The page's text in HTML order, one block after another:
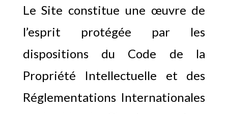
Le Site constitue une œuvre de
l’esprit protégée par les
dispositions du Code de la
Propriété Intellectuelle et des
Réglementations Internationales